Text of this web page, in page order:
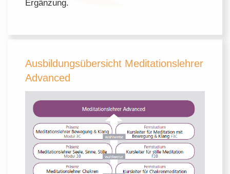
Ergänzung.
Ausbildungsübersicht Meditationslehrer
Advanced